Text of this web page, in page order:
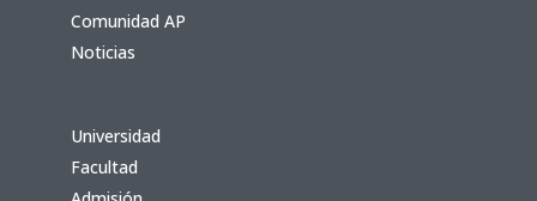
Comunidad AP
Noticias
Universidad
Facultad